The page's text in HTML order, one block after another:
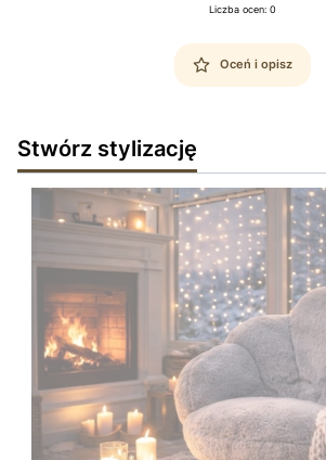
Liczba ocen: 0
Oceń i opisz
Stwórz stylizację